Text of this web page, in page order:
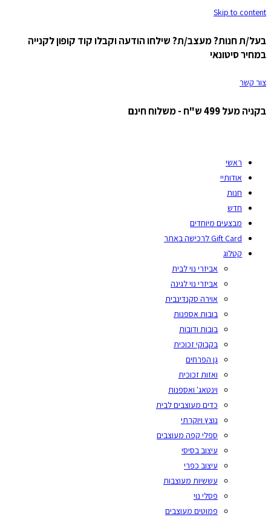
Skip to content
בעל/ת חנות? מעצב/ת? שילחו הודעה וקבלו קוד קופון לקנייה
במחיר סיטונאי
צור קשר
בקניה מעל 499 ש"ח - משלוח חינם
ראשי
אודותיי
חנות
חדש
מבצעים מיוחדים
Gift Card לרכישה באתר
קטלוג
אביזרי נוי לבית
אביזרי נוי לגינה
אוירה סקנדינבית
בובות אספנות
בובות ודובות
בקבוקי זכוכית
גן הפרחים
ואזות זכוכית
וינטאג' ואספנות
כדים מעוצבים לבית
נוצץ ויוקרתי
ספלי קפה מעוצבים
עיצוב בסיסי
עיצוב כפרי
עששיות מעוצבות
פסלי נוי
פמוטים מעוצבים